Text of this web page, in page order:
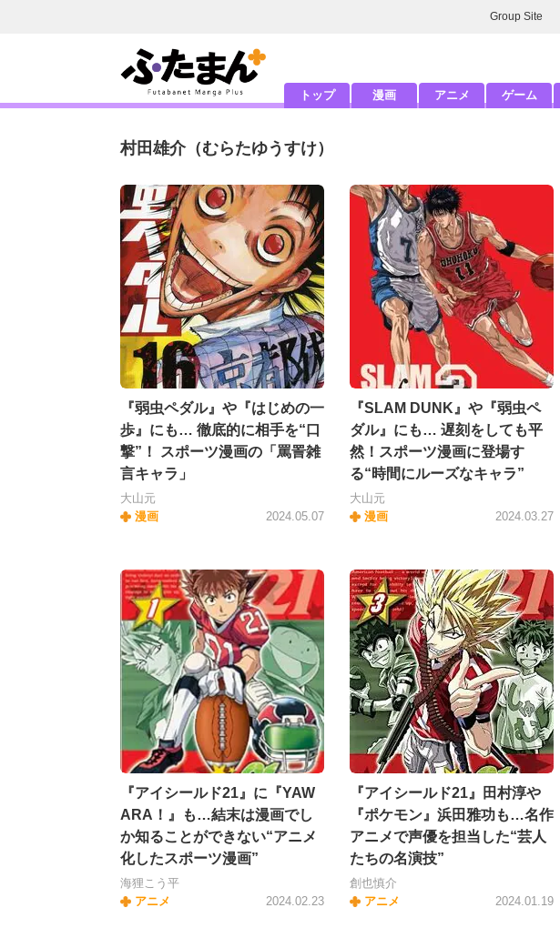
Group Site
トップ 漫画 アニメ ゲーム
村田雄介（むらたゆうすけ）
『弱虫ペダル』や『はじめの一
歩』にも… 徹底的に相手を“口
撃”！ スポーツ漫画の「罵詈雑
言キャラ」
大山元
漫画
2024.05.07
『SLAM DUNK』や『弱虫ペ
ダル』にも… 遅刻をしても平
然！スポーツ漫画に登場す
る“時間にルーズなキャラ”
大山元
漫画
2024.03.27
『アイシールド21』に『YAW
ARA！』も…結末は漫画でし
か知ることができない“アニメ
化したスポーツ漫画”
海狸こう平
アニメ
2024.02.23
『アイシールド21』田村淳や
『ポケモン』浜田雅功も…名作
アニメで声優を担当した“芸人
たちの名演技”
創也慎介
アニメ
2024.01.19